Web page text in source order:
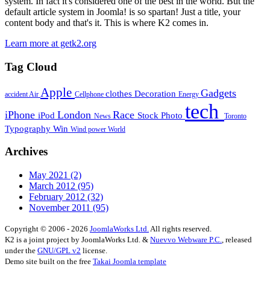
default article system in Joomla! is so spartan! Just a title, your
content body and that's it. This is where K2 comes in.
Learn more at getk2.org
Tag Cloud
accident Air Apple Cellphone clothes Decoration Energy Gadgets
iPhone iPod London News Race Stock Photo tech Toronto
Typography Win Wind power World
Archives
May 2021 (2)
March 2012 (95)
February 2012 (32)
November 2011 (95)
Copyright © 2006 - 2026 JoomlaWorks Ltd.All rights reserved.
K2 is a joint project by JoomlaWorks Ltd. & Nuevvo Webware P.C., released
under the GNU/GPL v2 license.
Demo site built on the free Takai Joomla template